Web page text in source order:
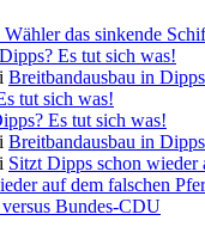
Wähler das sinkende
Es tut sich was!
Breitbandausbau in
tut sich was!
Es tut sich was!
Breitbandausbau in
Sitzt Dipps schon wieder
auf dem falschen
Bundes-CDU